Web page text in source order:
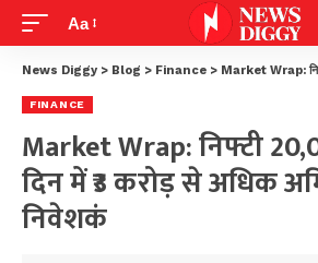
Aa
News Diggy > Blog > Finance > Market Wrap: निफ्टी 20,000
FINANCE
Market Wrap: निफ्टी
दिन में ₹3 करोड़ से अधिक
निवेशकं